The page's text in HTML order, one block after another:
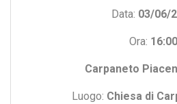
Data: 03/06/
Ora: 16:00
Carpaneto
Luogo: Chiesa di